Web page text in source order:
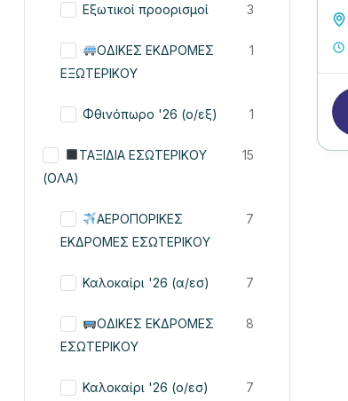
Εξωτικοί προορισμοί 3
ΟΔΙΚΕΣ ΕΚΔΡΟΜΕΣ
ΕΞΩΤΕΡΙΚΟΥ
1
Φθινόπωρο '26 (ο/εξ) 1
ΤΑΞΙΔΙΑ ΕΣΩΤΕΡΙΚΟΥ
(ΟΛΑ)
15
ΑΕΡΟΠΟΡΙΚΕΣ
ΕΚΔΡΟΜΕΣ ΕΣΩΤΕΡΙΚΟΥ
7
Καλοκαίρι '26 (α/εσ) 7
ΟΔΙΚΕΣ ΕΚΔΡΟΜΕΣ
ΕΣΩΤΕΡΙΚΟΥ
8
Καλοκαίρι '26 (ο/εσ) 7